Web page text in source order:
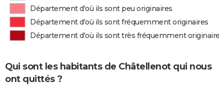
Département d'où ils sont peu originaires
Département d'où ils sont fréquemment originaires
Département d'où ils sont très fréquemment originaires
Qui sont les habitants de Châtellenot qui nous
ont quittés ?